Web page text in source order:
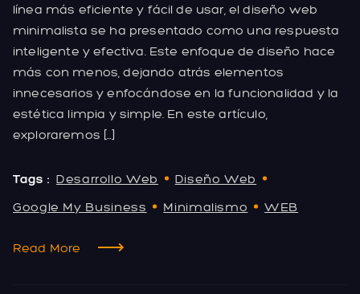
línea más eficiente y fácil de usar, el diseño web
minimalista se ha presentado como una respuesta
inteligente y efectiva. Este enfoque de diseño hace
más con menos, dejando atrás elementos
innecesarios y enfocándose en la funcionalidad y la
estética limpia y simple. En este artículo,
exploraremos […]
Tags : Desarrollo Web
Diseño Web
Google My Business
Minimalismo WEB
Read More